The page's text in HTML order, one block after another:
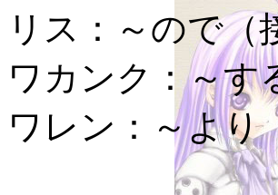
リス： ～ので（
ワカンク：～す
ワレン： ～より